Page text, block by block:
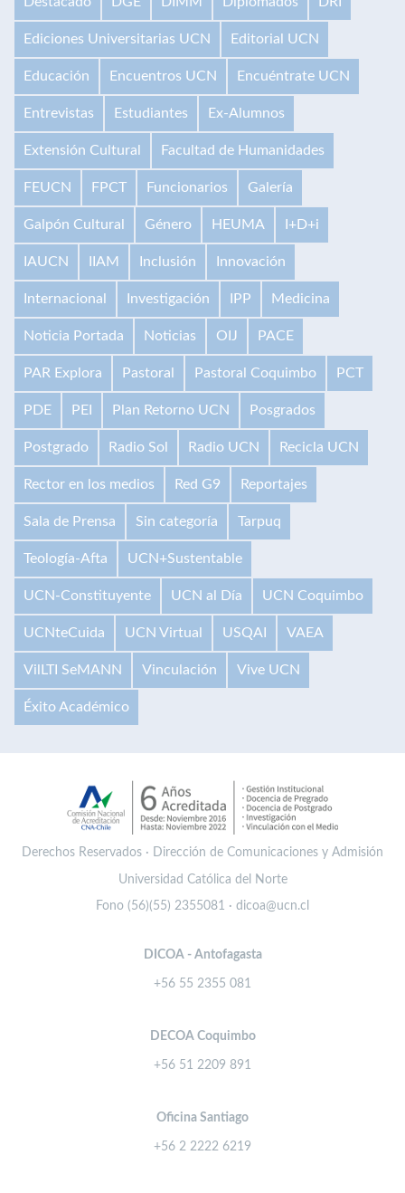
Ediciones Universitarias UCN Editorial UCN
Educación Encuentros UCN Encuéntrate UCN
Entrevistas Estudiantes Ex-Alumnos
Extensión Cultural Facultad de Humanidades
FEUCN FPCT Funcionarios Galería
Galpón Cultural Género HEUMA I+D+i
IAUCN IIAM Inclusión Innovación
Internacional Investigación IPP Medicina
Noticia Portada Noticias OIJ PACE
PAR Explora Pastoral Pastoral Coquimbo PCT
PDE PEI Plan Retorno UCN Posgrados
Postgrado Radio Sol Radio UCN Recicla UCN
Rector en los medios Red G9 Reportajes
Sala de Prensa Sin categoría Tarpuq
Teología-Afta UCN+Sustentable
UCN-Constituyente UCN al Día UCN Coquimbo
UCNteCuida UCN Virtual USQAI VAEA
VilLTI SeMANN Vinculación Vive UCN
Éxito Académico
Derechos Reservados · Dirección de Comunicaciones y Admisión
Universidad Católica del Norte
Fono (56)(55) 2355081 · dicoa@ucn.cl
DICOA - Antofagasta
+56 55 2355 081
DECOA Coquimbo
+56 51 2209 891
Oficina Santiago
+56 2 2222 6219